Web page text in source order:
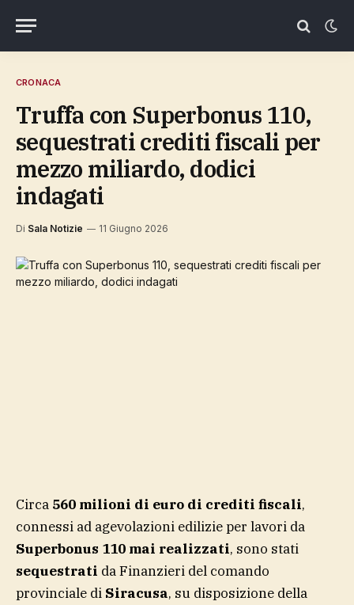
CRONACA
Truffa con Superbonus 110,
sequestrati crediti fiscali per
mezzo miliardo, dodici
indagati
Di Sala Notizie 11 Giugno 2026
Circa 560 milioni di euro di crediti fiscali,
connessi ad agevolazioni edilizie per lavori da
Superbonus 110 mai realizzati, sono stati
sequestrati da Finanzieri del comando
provinciale di Siracusa, su disposizione della